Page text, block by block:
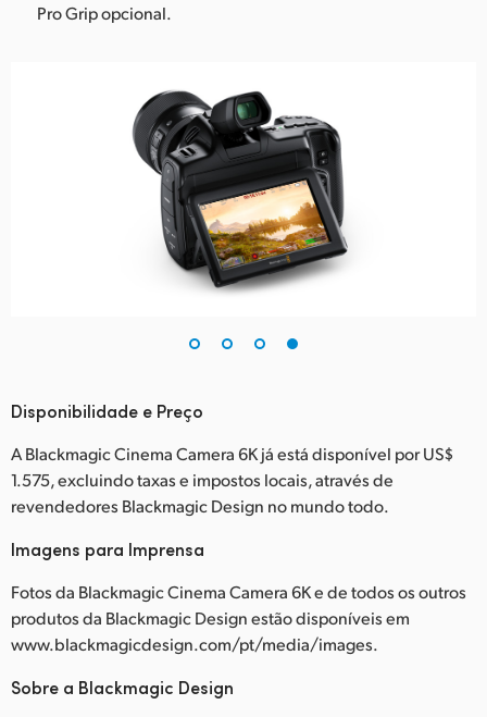
Pro Grip opcional.
Disponibilidade e Preço
A Blackmagic Cinema Camera 6K já está disponível por US$
1.575, excluindo taxas e impostos locais, através de
revendedores Blackmagic Design no mundo todo.
Imagens para Imprensa
Fotos da Blackmagic Cinema Camera 6K e de todos os outros
produtos da Blackmagic Design estão disponíveis em
www.blackmagicdesign.com/pt/media/images.
Sobre a Blackmagic Design